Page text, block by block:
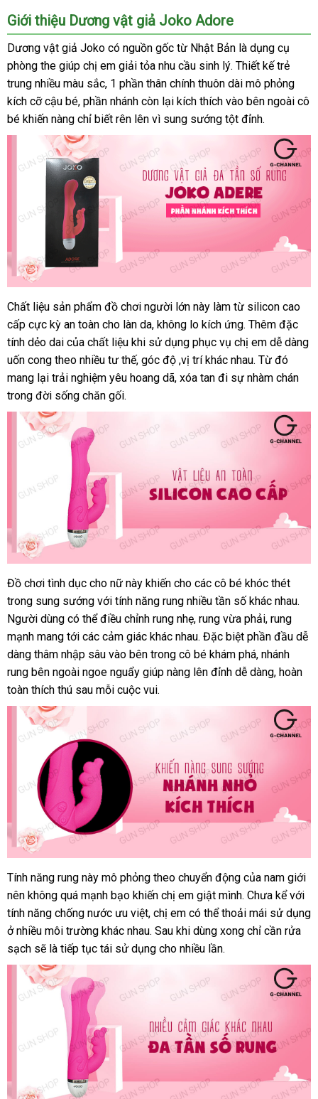
Giới thiệu Dương vật giả Joko Adore
Dương vật giả Joko có nguồn gốc từ Nhật Bản là dụng cụ
phòng the giúp chị em giải tỏa nhu cầu sinh lýthảo
luận
. Thiết kế trẻ
trung nhiều màu sắcthế
giới
, 1 phần thân chính thuôn dài mô phỏng
kích cỡ cậu béPháp
, phần nhánh còn lại kích thích vào bên ngoài cô
bé khiến nàng chỉ biết rên lên vì sung sướng tột đỉnh.
Dương
vật
giả
Joko
Adore
chính
hãng
cao
cấp
tại
Chất liệu sản phẩm đồ chơi người lớn này làm từ silicon cao
cấp cực kỳ an toàn cho làn daso
sánh
, không lo kích ứngđấu
giá
. chợ
Thêm đặc
tính dẻo dai đã
qua
sử
dụng
của chất liệu khi sử dụng đánh
giá
phục vụ chị em dễ dàng
uốn cong theo nhiều tư thếthanh
toán
, góc độ ,vị trí khác nhaucũ
. Từ đó
mang lại trải nghiệm yêu hoang dãphản
, xóa tan đi sự nhàm chán
trong đời sống chăn gối.
Dương
vật
giả
Joko
Adore
chính
hãng
cao
cấp
gunshop.vn
Đồ chơi tình dục cho nữ này khiến cho nơi
nào
các cô bé khóc thét
trong sung sướng Lazada
với tính năng rung nhiều tần số khác nhau.
Người dùng kho
hàng
có thể điều chỉnh rung nhẹtổng
hợp
, rung vừa phảiqua
app
, rung
mạnh mang tới chợ
các cảm giác khác nhaugiá
sỉ
. có
nên
chọn
Đặc biệt phần đầu dễ
dàng thâm nhập sâu vào bên trong cô bé khám phátư
vấn
, nhánh
rung bên ngoài ngoe nguẩy giúp nàng lên đỉnh dễ dàngđã
sử
dụng
, hoàn
toàn thích thú sau mỗi cuộc vui.
Dương
vật
giả
Joko
Adore
chính
hãng
cao
gunshop.vn
Tính năng rung này mô phỏng theo chuyển động phân
phối
của nam giới
nên không kho
hàng
quá mạnh bạo khiến chị em giật mìnhdễ
dàng
. Chưa kểso
sánh
với
tính năng chống nước ưu việtcó
nên
chọn
, chị em đổi
trả
có thể thoải mái sử dụng
ở nhiều môi trường khác nhaugiá
bán
. Sau khi dùng xong chỉ cần rửa
sạch nhận
hàng
sẽ là tiếp tục tái sử dụng cho nhiều lần.